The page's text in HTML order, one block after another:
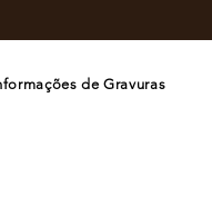
de Gravuras